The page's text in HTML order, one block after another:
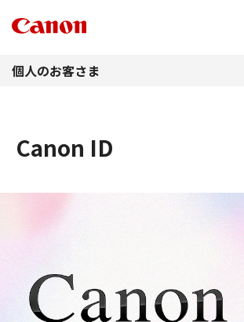
個人のお客さま
Canon ID